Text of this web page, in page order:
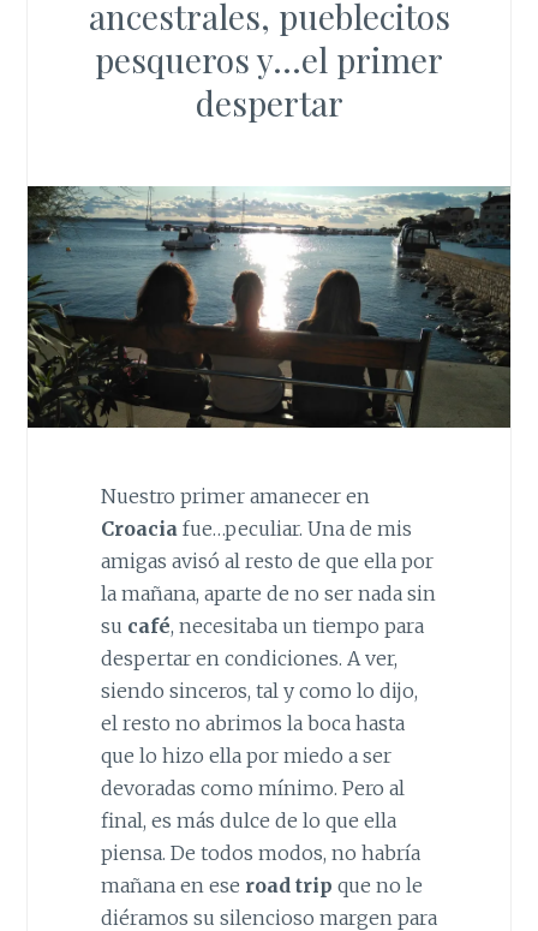
ancestrales, pueblecitos
pesqueros y…el primer
despertar
Nuestro primer amanecer en
Croacia fue…peculiar. Una de mis
amigas avisó al resto de que ella por
la mañana, aparte de no ser nada sin
su café, necesitaba un tiempo para
despertar en condiciones. A ver,
siendo sinceros, tal y como lo dijo,
el resto no abrimos la boca hasta
que lo hizo ella por miedo a ser
devoradas como mínimo. Pero al
final, es más dulce de lo que ella
piensa. De todos modos, no habría
mañana en ese road trip que no le
diéramos su silencioso margen para